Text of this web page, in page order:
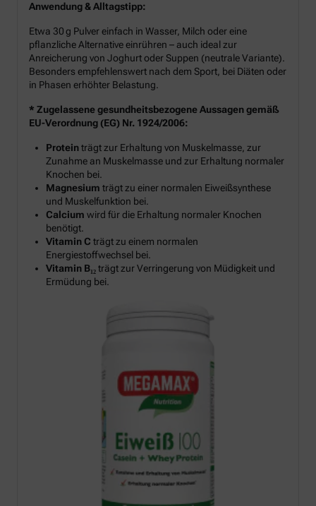
Anwendung & Alltagstipp:
Etwa 30 g Pulver einfach in Wasser, Milch oder eine
pflanzliche Alternative einrühren – auch ideal zur
Anreicherung von Joghurt oder Suppen (neutrale Variante).
Besonders empfehlenswert nach dem Sport, bei Diäten oder
in Phasen erhöhter Belastung.
* Zugelassene gesundheitsbezogene Aussagen gemäß
EU-Verordnung (EG) Nr. 1924/2006:
Proteinträgt zur Erhaltung von Muskelmasse, zur
Zunahme an Muskelmasse und zur Erhaltung normaler
Knochen bei.
Magnesium trägt zu einer normalen Eiweißsynthese
und Muskelfunktion bei.
Calcium wird für die Erhaltung normaler Knochen
benötigt.
Vitamin C trägt zu einem normalen
Energiestoffwechsel bei.
Vitamin B₁₂trägt zur Verringerung von Müdigkeit und
Ermüdung bei.